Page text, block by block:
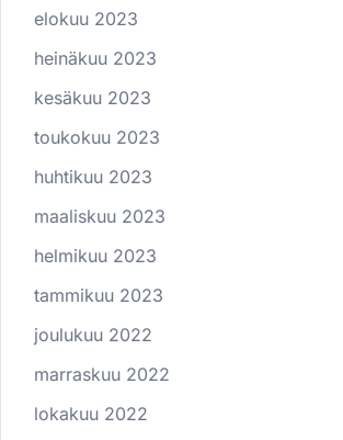
elokuu 2023
heinäkuu 2023
kesäkuu 2023
toukokuu 2023
huhtikuu 2023
maaliskuu 2023
helmikuu 2023
tammikuu 2023
joulukuu 2022
marraskuu 2022
lokakuu 2022